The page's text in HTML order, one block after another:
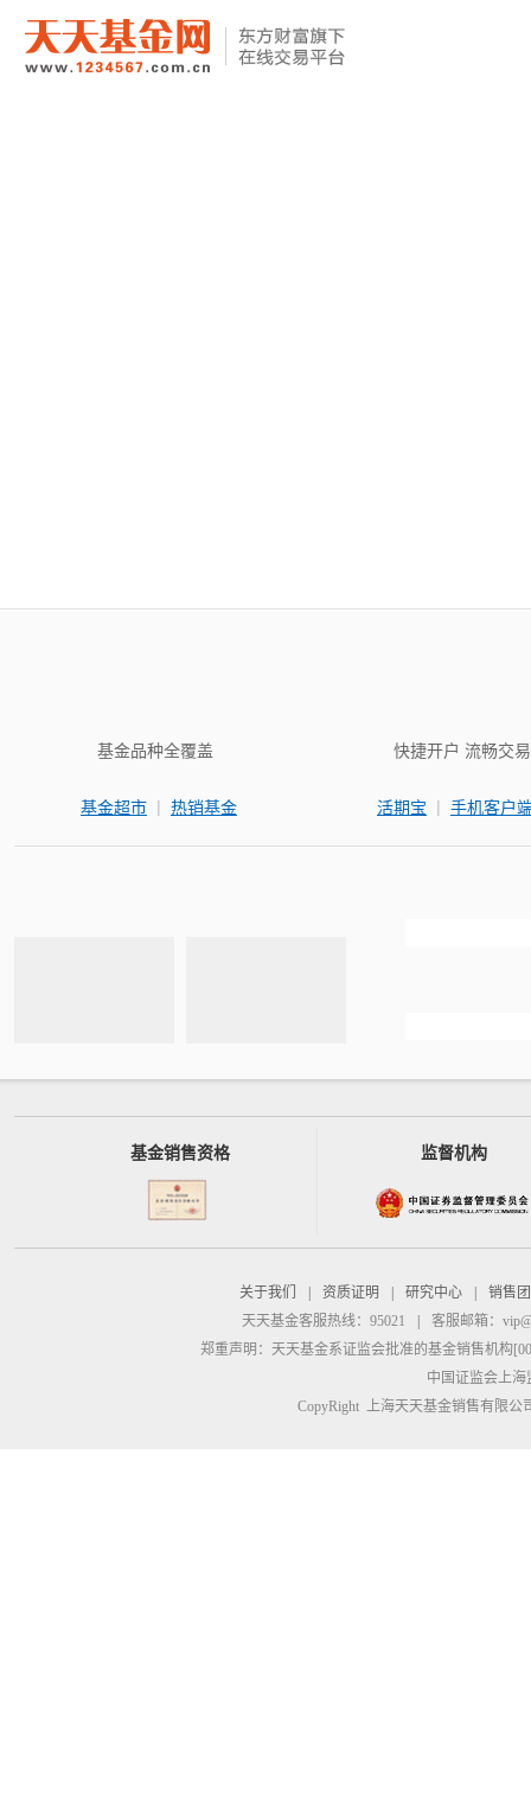
基金品种全覆盖
基金超市 | 热销基金
快捷开户 流畅交易
活期宝 | 手机客户
基金销售资格 监督机构
关于我们 资质证明 研究中心
销售
天天基金客服热线：95021
客服邮箱：
郑重声明： 天天基金系证监会批准的基金销售机构
中国证监会上
CopyRight 上海天天基金销售有限